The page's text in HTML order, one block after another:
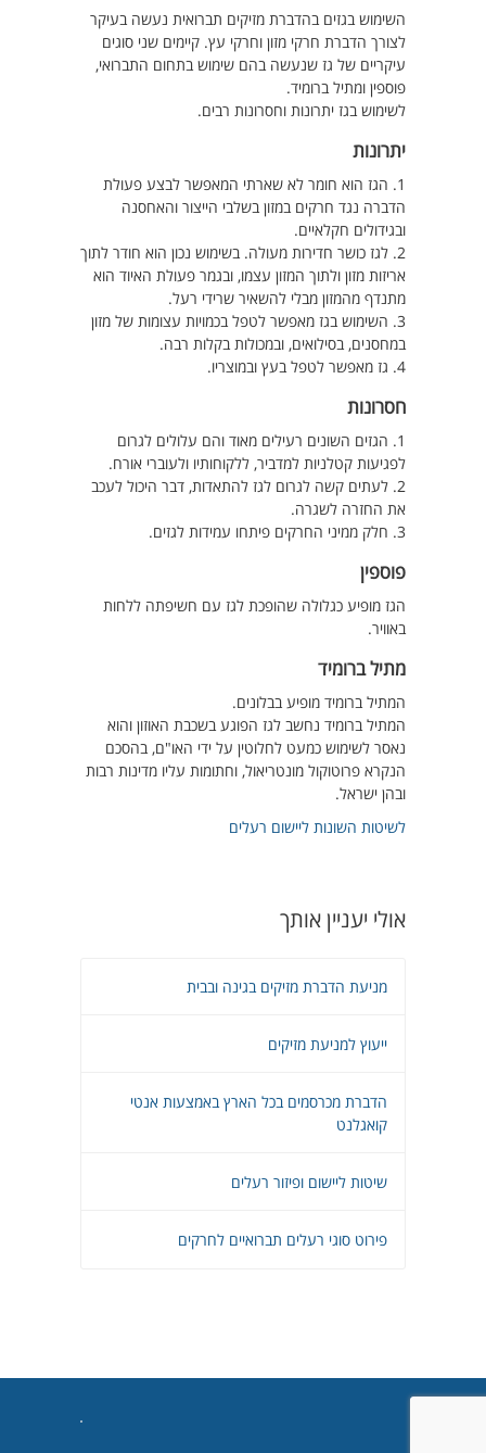
השימוש בגזים בהדברת מזיקים תברואית נעשה בעיקר
לצורך הדברת חרקי מזון וחרקי עץ. קיימים שני סוגים
עיקריים של גז שנעשה בהם שימוש בתחום התברואי,
פוספין ומתיל ברומיד.
לשימוש בגז יתרונות וחסרונות רבים.
יתרונות
1. הגז הוא חומר לא שארתי המאפשר לבצע פעולת
הדברה נגד חרקים במזון בשלבי הייצור והאחסנה
ובגידולים חקלאיים.
2. לגז כושר חדירות מעולה. בשימוש נכון הוא חודר לתוך
אריזות מזון ולתוך המזון עצמו, ובגמר פעולת האיוד הוא
מתנדף מהמזון מבלי להשאיר שרידי רעל.
3. השימוש בגז מאפשר לטפל בכמויות עצומות של מזון
במחסנים, בסילואים, ובמכולות בקלות רבה.
4. גז מאפשר לטפל בעץ ובמוצריו.
חסרונות
1. הגזים השונים רעילים מאוד והם עלולים לגרום
לפגיעות קטלניות למדביר, ללקוחותיו ולעוברי אורח.
2. לעתים קשה לגרום לגז להתאדות, דבר היכול לעכב
את החזרה לשגרה.
3. חלק ממיני החרקים פיתחו עמידות לגזים.
פוספין
הגז מופיע כגלולה שהופכת לגז עם חשיפתה ללחות
באוויר.
מתיל ברומיד
המתיל ברומיד מופיע בבלונים.
המתיל ברומיד נחשב לגז הפוגע בשכבת האוזון והוא
נאסר לשימוש כמעט לחלוטין על ידי האו"ם, בהסכם
הנקרא פרוטוקול מונטריאול, וחתומות עליו מדינות רבות
ובהן ישראל.
לשיטות השונות ליישום רעלים
אולי יעניין אותך
מניעת הדברת מזיקים בגינה ובבית
ייעוץ למניעת מזיקים
הדברת מכרסמים בכל הארץ באמצעות אנטי
קואגלנט
שיטות ליישום ופיזור רעלים
פירוט סוגי רעלים תברואיים לחרקים